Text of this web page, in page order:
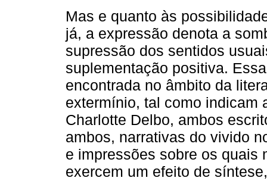
Mas e quanto às
já, a expressão denota a
supressão dos sentidos
suplementação positiva.
encontrada no âmbito da
extermínio, tal como indicam
Charlotte Delbo, ambos
ambos, narrativas do vivido
e impressões sobre os quais
exercem um efeito de